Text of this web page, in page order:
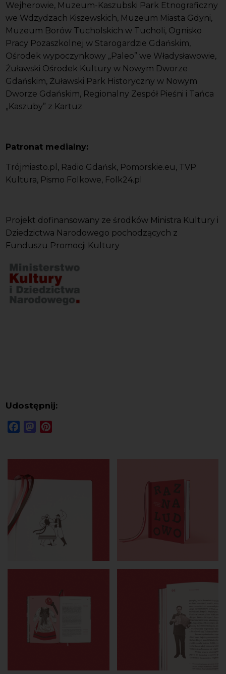
Wejherowie, Muzeum-Kaszubski Park Etnograficzny
we Wdzydzach Kiszewskich, Muzeum Miasta Gdyni,
Muzeum Borów Tucholskich w Tucholi, Ognisko
Pracy Pozaszkolnej w Starogardzie Gdańskim,
Ośrodek wypoczynkowy „Paleo” we Władysławowie,
Żuławski Ośrodek Kultury w Nowym Dworze
Gdańskim, Żuławski Park Historyczny w Nowym
Dworze Gdańskim, Regionalny Zespół Pieśni i Tańca
„Kaszuby” z Kartuz
Patronat medialny:
Trójmiasto.pl, Radio Gdańsk, Pomorskie.eu, TVP
Kultura, Pismo Folkowe, Folk24.pl
Projekt dofinansowany ze środków Ministra Kultury i
Dziedzictwa Narodowego pochodzących z
Funduszu Promocji Kultury
Udostępnij:
FacebookMastodon